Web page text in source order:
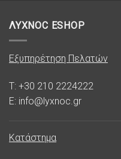
ΛΥΧΝΟC ESHOP
Εξυπηρέτηση Πελατών
T: +30 210 2224222
E: info@lyxnoc.gr
Κατάστημα